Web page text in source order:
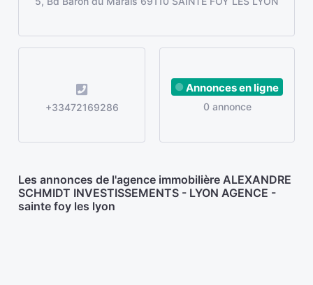
+33472169286
Annonces en ligne
0 annonce
Les annonces de l'agence immobilière ALEXANDRE
SCHMIDT INVESTISSEMENTS - LYON AGENCE -
sainte foy les lyon